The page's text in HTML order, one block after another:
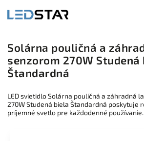
Solárna pouličná a
senzorom 270W Studená
Štandardná
LED svietidlo Solárna pouličná a záhradná
270W Studená biela Štandardná poskytuje
príjemné svetlo pre každodenné používanie.